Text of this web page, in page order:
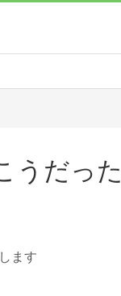
うだった
ます